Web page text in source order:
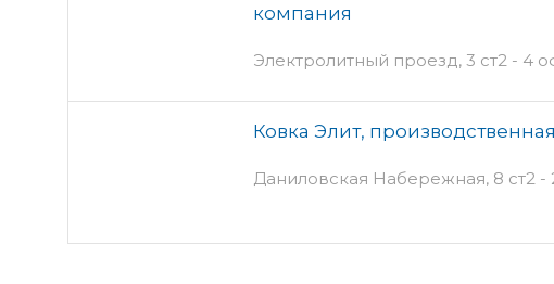
компания
Электролитный проезд, 3 ст2 - 4
Ковка Элит,
Даниловская Набережная, 8 ст2 -